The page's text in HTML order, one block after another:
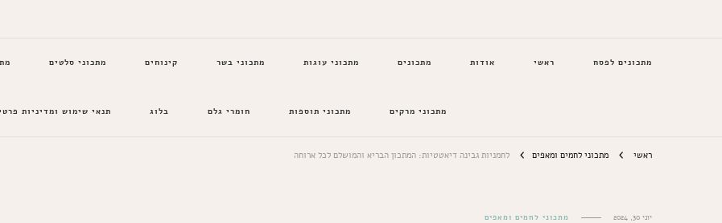
מתכונים לפסח ראשי אודות מתכונים מתכוני עוגות מתכוני בשר קינוחים מתכוני סלטים
מתכוני מרקים מתכוני תוספות חומרי גלם בלוג תנאי שימוש ומדיניות
ראשי מתכוני לחמים ומאפים לחמניות גבינה דיאטטיות: המתכון הבריא והמושלם לכל ארוחה
יוני 30, 2024 מתכוני לחמים ומאפים